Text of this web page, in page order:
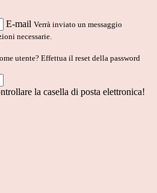
E-mail Verrà inviato un messaggio
necessarie.
utente? Effettua il reset della password
la casella di posta elettronica!